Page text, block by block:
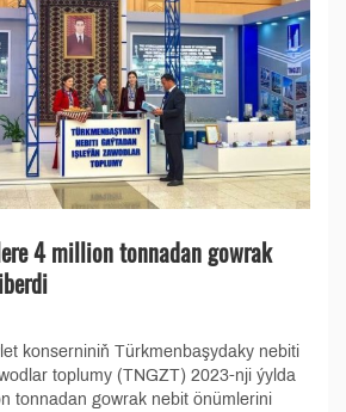
4 million tonnadan gowrak
konserniniň Türkmenbaşydaky nebiti
toplumy (TNGZT) 2023-nji ýylda
tonnadan gowrak nebit önümlerini